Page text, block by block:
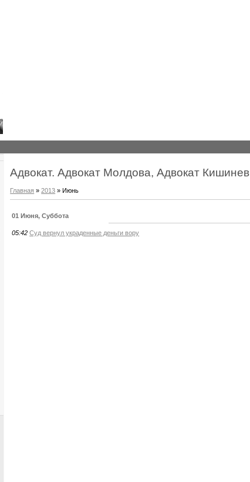
Адвокат. Адвокат Молдова, Адвокат Кишинев
Главная »2013 » Июнь
01 Июня, Суббота
05:42 Суд вернул украденные деньги вору